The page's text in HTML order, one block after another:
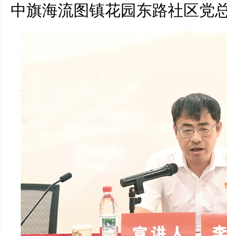
中旗海流图镇花园东路社区党